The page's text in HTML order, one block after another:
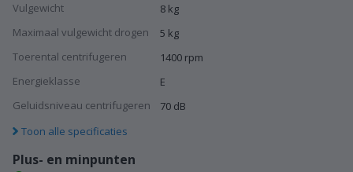
Vulgewicht
8 kg
Maximaal vulgewicht drogen
5 kg
Toerental centrifugeren
1400 rpm
Energieklasse
E
Geluidsniveau centrifugeren
70 dB
Toon alle specificaties
Plus- en minpunten